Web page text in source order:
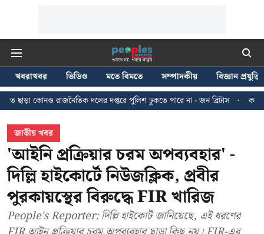
খবরাখবর ভিডিও মতে বিমতে সম্পাদকীয়
বিজ্ঞান প্রযুক্তি
দলের দপ্তরে পুলিশ ঢুকতে পারে না - জন ব্রিটাস
কলকাতায় ২৪ জুলাইয়ের
জাতীয় খবর
'আইনি প্রক্রিয়ার চরম অপব্যবহার' -
দিল্লি হাইকোর্টে নিউজক্লিক, প্রবীর
পুরকায়স্থের বিরুদ্ধে FIR খারিজ
People's Reporter: দিল্লি হাইকোর্ট জানিয়েছে, এই ধরণের